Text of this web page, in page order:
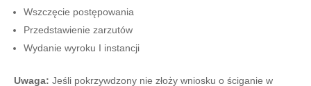
Wszczęcie postępowania
Przedstawienie zarzutów
Wydanie wyroku I instancji
Uwaga: Jeśli pokrzywdzony nie złoży wniosku o ściganie w